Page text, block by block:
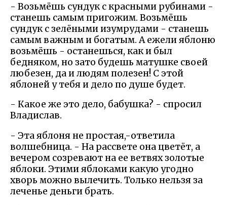
- Возьмёшь сундук с красными рубинами -
станешь самым пригожим. Возьмёшь
сундук с зелёными изумрудами - станешь
самым важным и богатым. А ежели яблоню
возьмёшь - останешься, как и был
бедняком, но зато будешь матушке своей
любезен, да и людям полезен! С этой
яблоней у тебя и дело по душе будет.
- Какое же это дело, бабушка? - спросил
Владислав.
- Эта яблоня не простая,-ответила
волшебница. - На рассвете она цветёт, а
вечером созревают на ее ветвях золотые
яблоки. Этими яблоками какую угодно
хворь можно вылечить. Только нельзя за
леченье деньги брать.